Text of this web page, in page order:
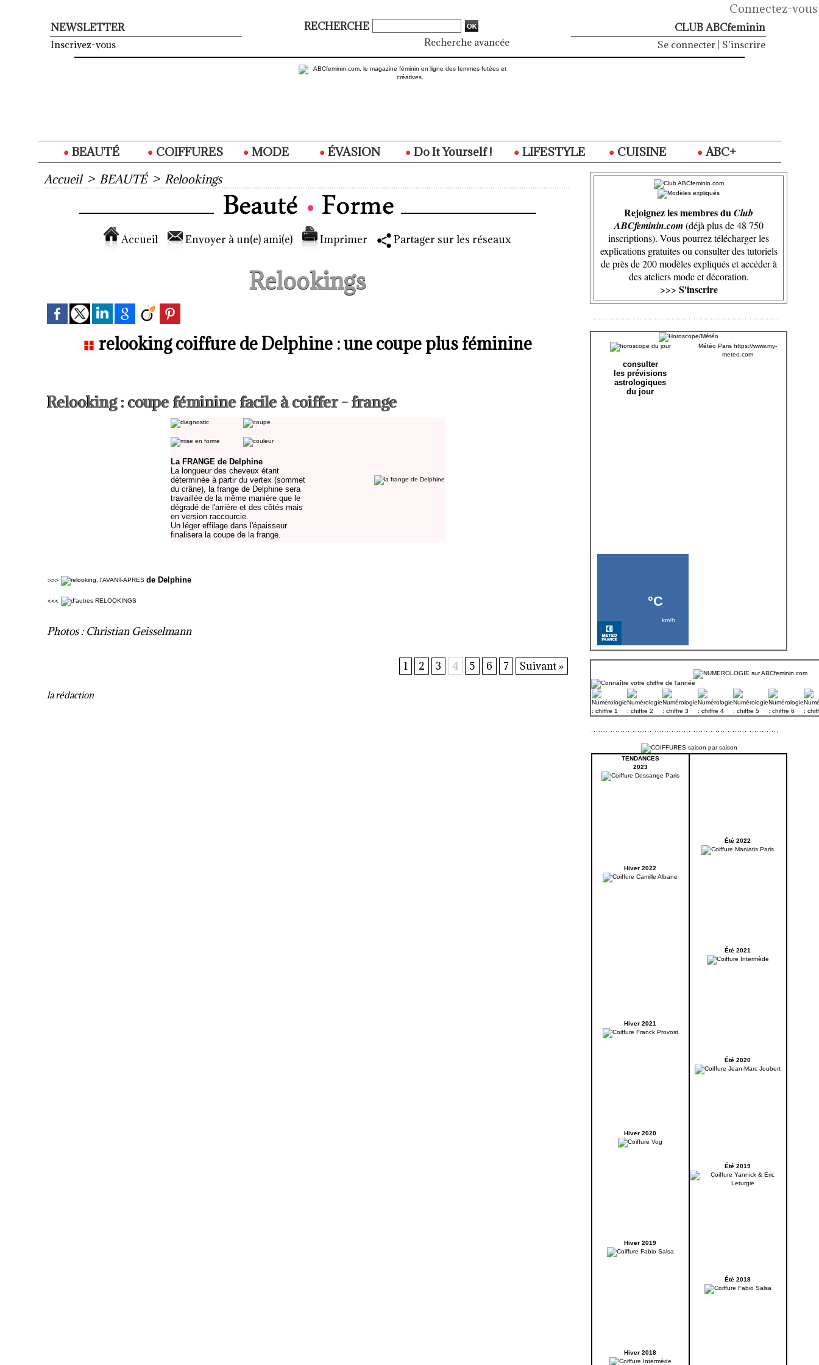
Connectez-vous
NEWSLETTER
Inscrivez-vous
RECHERCHE
Recherche avancée
CLUB ABCfeminin
Se connecter S'inscrire
BEAUTÉ COIFFURES MODE ÉVASION Do It Yourself ! LIFESTYLE CUISINE
ABC+
Accueil > BEAUTÉ > Relookings
Accueil Envoyer à un(e) ami(e) Imprimer Partager sur les réseaux
Relookings
relooking coiffure de Delphine : une coupe plus féminine
Relooking : coupe féminine facile à coiffer - frange
La FRANGE de Delphine
La longueur des cheveux étant
déterminée à partir du vertex (sommet
du crâne), la frange de Delphine sera
travaillée de la même manière que le
dégradé de l'arrière et des côtés mais
en version raccourcie.
Un léger effilage dans l'épaisseur
finalisera la coupe de la frange.
>>> de Delphine
<<<
Photos : Christian Geisselmann
1 2 3 4 5 6 7 Suivant »
la rédaction
Rejoignez les membres duClub
ABCfeminin.com(déjà plus de 48 750
inscriptions). Vous pourrez télécharger les
explications gratuites ou consulter des tutoriels
de près de 200 modèles expliqués et accéder à
des ateliers mode et décoration.
>>> S'inscrire
consulter
les prévisions
astrologiques
du jour
Météo Paris https://www.my-
meteo.com
TENDANCES
2023
Hiver 2022
Hiver 2021
Hiver 2020
Hiver 2019
Hiver 2018
Été 2022
Été 2021
Été 2020
Été 2019
Été 2018